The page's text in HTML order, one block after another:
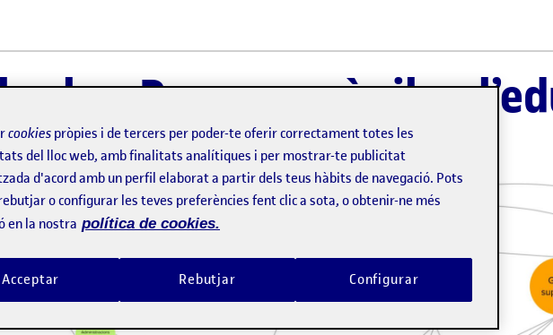
social i cultural de l’àmbit digital (I)
Processos àgils a
cookies pròpies i de tercers per poder-te oferir correctament totes les
del lloc web, amb finalitats analítiques i per mostrar-te publicitat
d'acord amb un perfil elaborat a partir dels teus hàbits de navegació. Pots
o configurar les teves preferències fent clic a sota, o obtenir-ne més
en la nostra política de cookies.
Rebutjar
Acceptar Configurar